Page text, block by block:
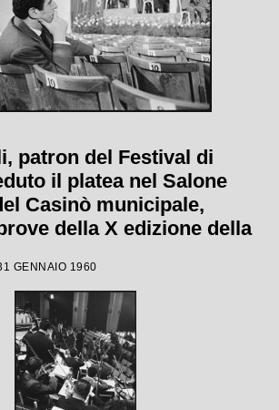
patron del Festival di
il platea nel Salone
Casinò municipale,
della X edizione della
GENNAIO 1960